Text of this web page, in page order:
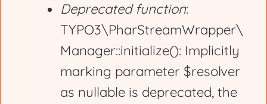
Deprecated function:
TYPO3\PharStreamWrapper\
Manager::initialize(): Implicitly
marking parameter $resolver
as nullable is deprecated, the